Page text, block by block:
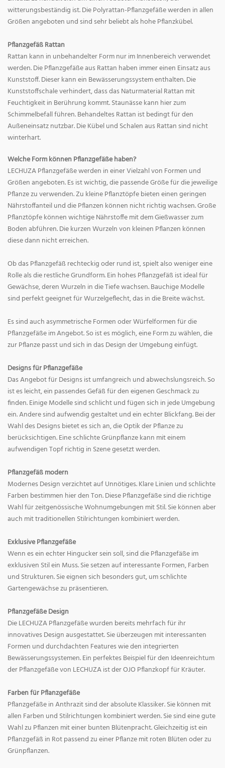
witterungsbeständig ist. Die Polyrattan-Pflanzgefäße werden in allen
Größen angeboten und sind sehr beliebt als hohe Pflanzkübel.
Pflanzgefäß Rattan
Rattan kann in unbehandelter Form nur im Innenbereich verwendet
werden. Die Pflanzgefäße aus Rattan haben immer einen Einsatz aus
Kunststoff. Dieser kann ein Bewässerungssystem enthalten. Die
Kunststoffschale verhindert, dass das Naturmaterial Rattan mit
Feuchtigkeit in Berührung kommt. Staunässe kann hier zum
Schimmelbefall führen. Behandeltes Rattan ist bedingt für den
Außeneinsatz nutzbar. Die Kübel und Schalen aus Rattan sind nicht
winterhart.
Welche Form können Pflanzgefäße haben?
LECHUZA Pflanzgefäße werden in einer Vielzahl von Formen und
Größen angeboten. Es ist wichtig, die passende Größe für die jeweilige
Pflanze zu verwenden. Zu kleine Pflanztöpfe bieten einen geringen
Nährstoffanteil und die Pflanzen können nicht richtig wachsen. Große
Pflanztöpfe können wichtige Nährstoffe mit dem Gießwasser zum
Boden abführen. Die kurzen Wurzeln von kleinen Pflanzen können
diese dann nicht erreichen.
Ob das Pflanzgefäß rechteckig oder rund ist, spielt also weniger eine
Rolle als die restliche Grundform. Ein hohes Pflanzgefäß ist ideal für
Gewächse, deren Wurzeln in die Tiefe wachsen. Bauchige Modelle
sind perfekt geeignet für Wurzelgeflecht, das in die Breite wächst.
Es sind auch asymmetrische Formen oder Würfelformen für die
Pflanzgefäße im Angebot. So ist es möglich, eine Form zu wählen, die
zur Pflanze passt und sich in das Design der Umgebung einfügt.
Designs für Pflanzgefäße
Das Angebot für Designs ist umfangreich und abwechslungsreich. So
ist es leicht, ein passendes Gefäß für den eigenen Geschmack zu
finden. Einige Modelle sind schlicht und fügen sich in jede Umgebung
ein. Andere sind aufwendig gestaltet und ein echter Blickfang. Bei der
Wahl des Designs bietet es sich an, die Optik der Pflanze zu
berücksichtigen. Eine schlichte Grünpflanze kann mit einem
aufwendigen Topf richtig in Szene gesetzt werden.
Pflanzgefäß modern
Modernes Design verzichtet auf Unnötiges. Klare Linien und schlichte
Farben bestimmen hier den Ton. Diese Pflanzgefäße sind die richtige
Wahl für zeitgenössische Wohnumgebungen mit Stil. Sie können aber
auch mit traditionellen Stilrichtungen kombiniert werden.
Exklusive Pflanzgefäße
Wenn es ein echter Hingucker sein soll, sind die Pflanzgefäße im
exklusiven Stil ein Muss. Sie setzen auf interessante Formen, Farben
und Strukturen. Sie eignen sich besonders gut, um schlichte
Gartengewächse zu präsentieren.
Pflanzgefäße Design
Die LECHUZA Pflanzgefäße wurden bereits mehrfach für ihr
innovatives Design ausgestattet. Sie überzeugen mit interessanten
Formen und durchdachten Features wie den integrierten
Bewässerungssystemen. Ein perfektes Beispiel für den Ideenreichtum
der Pflanzgefäße von LECHUZA ist der OJO Pflanzkopf für Kräuter.
Farben für Pflanzgefäße
Pflanzgefäße in Anthrazit sind der absolute Klassiker. Sie können mit
allen Farben und Stilrichtungen kombiniert werden. Sie sind eine gute
Wahl zu Pflanzen mit einer bunten Blütenpracht. Gleichzeitig ist ein
Pflanzgefäß in Rot passend zu einer Pflanze mit roten Blüten oder zu
Grünpflanzen.